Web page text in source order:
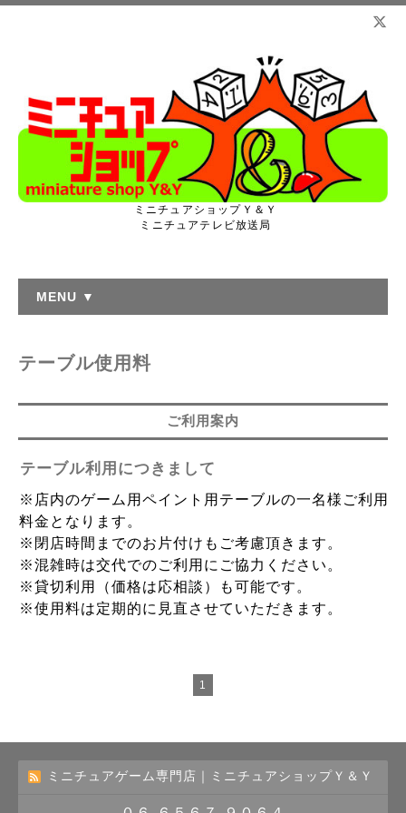
ミニチュアショップＹ＆Ｙ
ミニチュアテレビ放送局
MENU ▼
テーブル使用料
ご利用案内
テーブル利用につきまして
※店内のゲーム用ペイント用テーブルの一名様ご利用
料金となります。
※閉店時間までのお片付けもご考慮頂きます。
※混雑時は交代でのご利用にご協力ください。
※貸切利用（価格は応相談）も可能です。
※使用料は定期的に見直させていただきます。
1
ミニチュアゲーム専門店｜ミニチュアショップＹ＆Ｙ